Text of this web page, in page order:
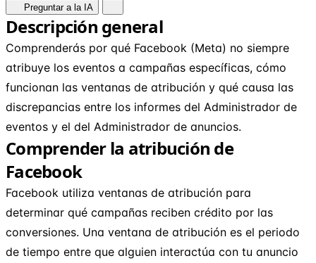
Preguntar a la IA
Descripción general
Comprenderás por qué Facebook (Meta) no siempre
atribuye los eventos a campañas específicas, cómo
funcionan las ventanas de atribución y qué causa las
discrepancias entre los informes del Administrador de
eventos y el del Administrador de anuncios.
Comprender la atribución de
Facebook
Facebook utiliza ventanas de atribución para
determinar qué campañas reciben crédito por las
conversiones. Una ventana de atribución es el periodo
de tiempo entre que alguien interactúa con tu anuncio